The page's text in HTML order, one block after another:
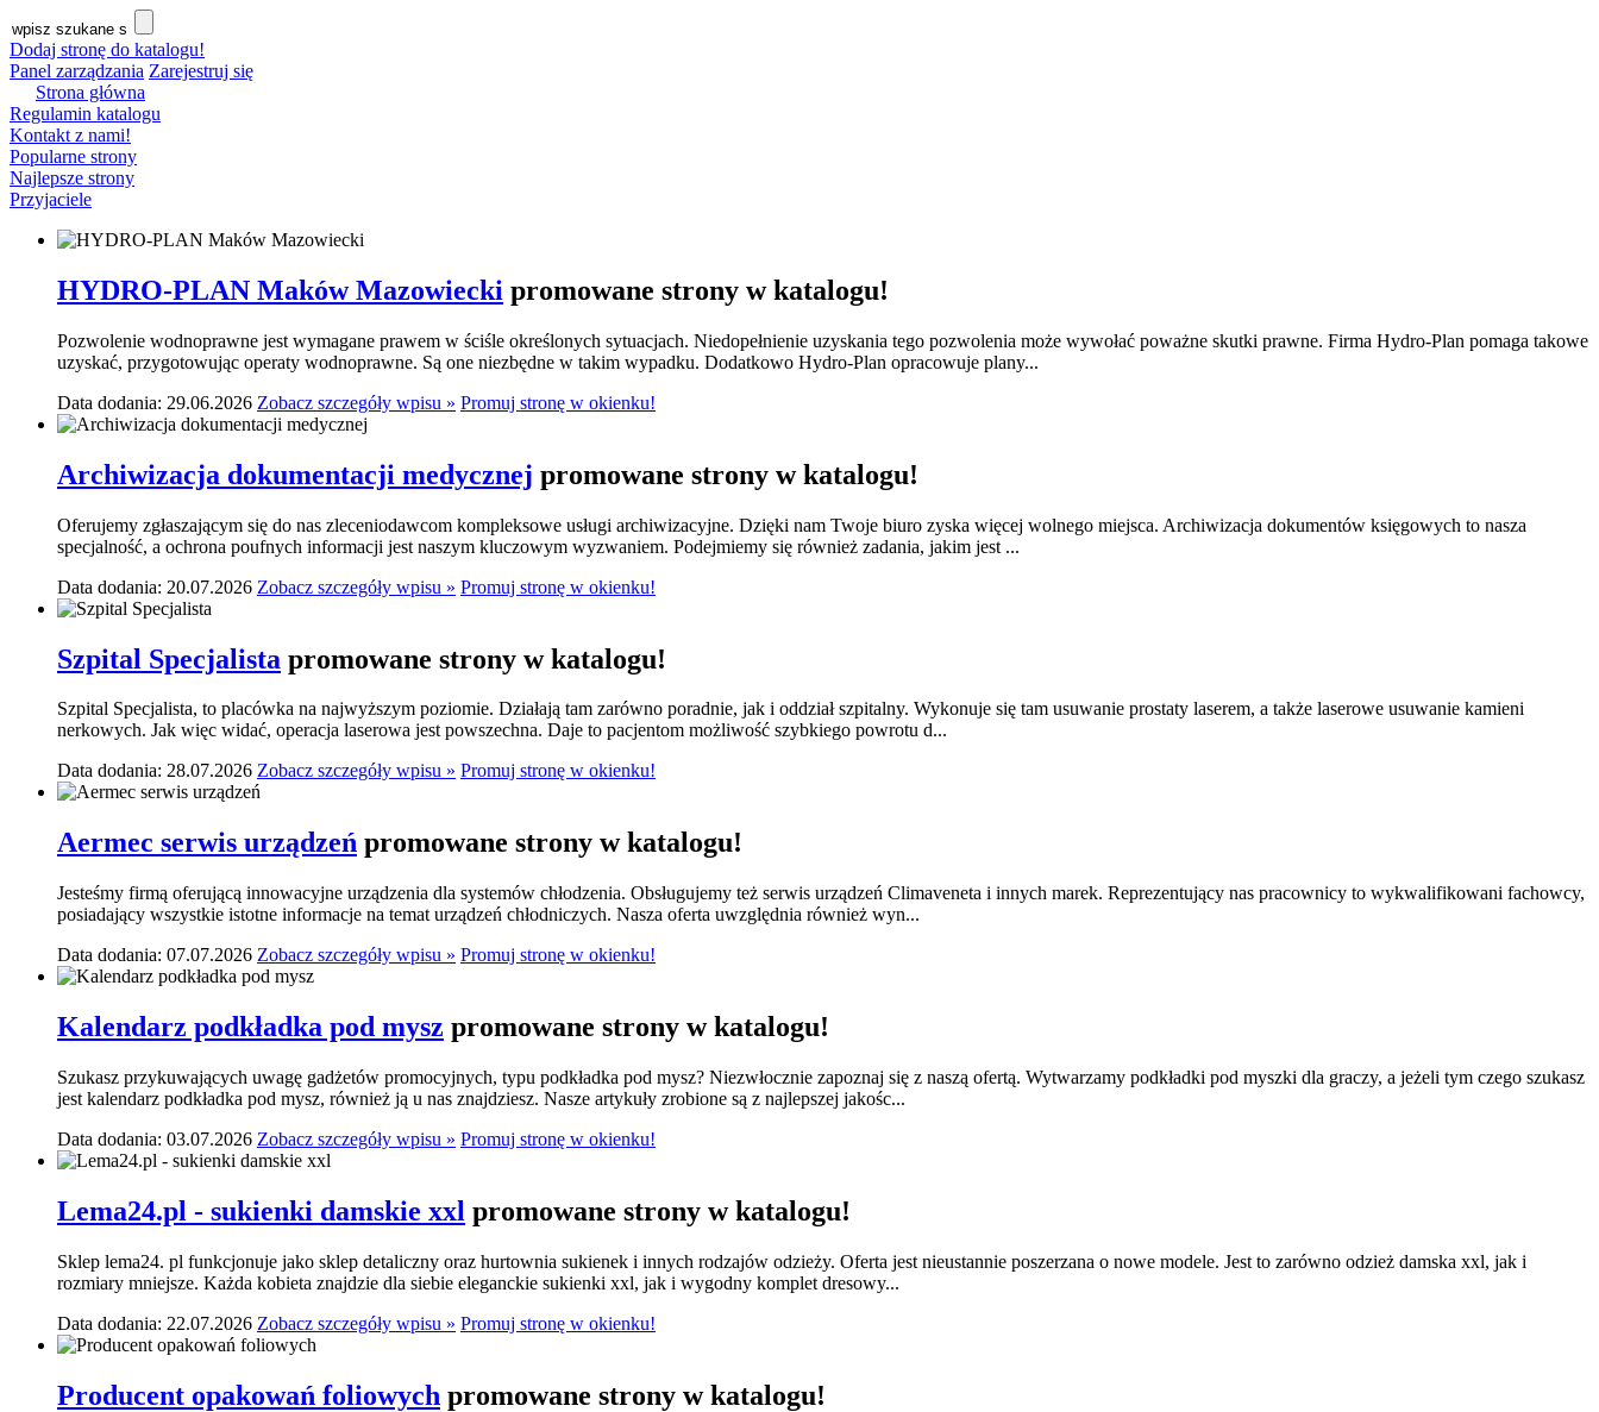
Dodaj stronę do katalogu!
Panel zarządzania Zarejestruj się
Strona główna
Regulamin katalogu
Kontakt z nami!
Popularne strony
Najlepsze strony
Przyjaciele
HYDRO-PLAN Maków Mazowiecki promowane strony w katalogu!
Pozwolenie wodnoprawne jest wymagane prawem w ściśle określonych sytuacjach. Niedopełnienie uzyskania tego pozwolenia może wywołać poważne skutki prawne. Firma Hydro-Plan pomaga takowe
uzyskać, przygotowując operaty wodnoprawne. Są one niezbędne w takim wypadku. Dodatkowo Hydro-Plan opracowuje plany...
Data dodania: 29.06.2026 Zobacz szczegóły wpisu » Promuj stronę w okienku!
Archiwizacja dokumentacji medycznej promowane strony w katalogu!
Oferujemy zgłaszającym się do nas zleceniodawcom kompleksowe usługi archiwizacyjne. Dzięki nam Twoje biuro zyska więcej wolnego miejsca. Archiwizacja dokumentów księgowych to nasza
specjalność, a ochrona poufnych informacji jest naszym kluczowym wyzwaniem. Podejmiemy się również zadania, jakim jest ...
Data dodania: 20.07.2026 Zobacz szczegóły wpisu » Promuj stronę w okienku!
Szpital Specjalista promowane strony w katalogu!
Szpital Specjalista, to placówka na najwyższym poziomie. Działają tam zarówno poradnie, jak i oddział szpitalny. Wykonuje się tam usuwanie prostaty laserem, a także laserowe usuwanie kamieni
nerkowych. Jak więc widać, operacja laserowa jest powszechna. Daje to pacjentom możliwość szybkiego powrotu d...
Data dodania: 28.07.2026 Zobacz szczegóły wpisu » Promuj stronę w okienku!
Aermec serwis urządzeń promowane strony w katalogu!
Jesteśmy firmą oferującą innowacyjne urządzenia dla systemów chłodzenia. Obsługujemy też serwis urządzeń Climaveneta i innych marek. Reprezentujący nas pracownicy to wykwalifikowani fachowcy,
posiadający wszystkie istotne informacje na temat urządzeń chłodniczych. Nasza oferta uwzględnia również wyn...
Data dodania: 07.07.2026 Zobacz szczegóły wpisu » Promuj stronę w okienku!
Kalendarz podkładka pod mysz promowane strony w katalogu!
Szukasz przykuwających uwagę gadżetów promocyjnych, typu podkładka pod mysz? Niezwłocznie zapoznaj się z naszą ofertą. Wytwarzamy podkładki pod myszki dla graczy, a jeżeli tym czego szukasz
jest kalendarz podkładka pod mysz, również ją u nas znajdziesz. Nasze artykuły zrobione są z najlepszej jakośc...
Data dodania: 03.07.2026 Zobacz szczegóły wpisu » Promuj stronę w okienku!
Lema24.pl - sukienki damskie xxl promowane strony w katalogu!
Sklep lema24. pl funkcjonuje jako sklep detaliczny oraz hurtownia sukienek i innych rodzajów odzieży. Oferta jest nieustannie poszerzana o nowe modele. Jest to zarówno odzież damska xxl, jak i
rozmiary mniejsze. Każda kobieta znajdzie dla siebie eleganckie sukienki xxl, jak i wygodny komplet dresowy...
Data dodania: 22.07.2026 Zobacz szczegóły wpisu » Promuj stronę w okienku!
Producent opakowań foliowych promowane strony w katalogu!